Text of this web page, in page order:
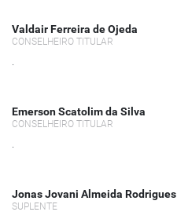
Valdair Ferreira de Ojeda
CONSELHEIRO TITULAR
Emerson Scatolim da Silva
CONSELHEIRO TITULAR
Jonas Jovani Almeida Rodrigues
SUPLENTE